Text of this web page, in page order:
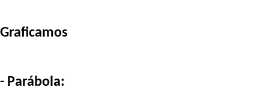
Graficamos
- Parábola: